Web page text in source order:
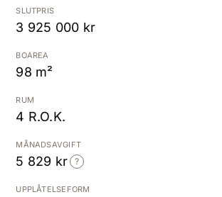
SLUTPRIS
3 925 000 kr
BOAREA
98 m²
RUM
4 R.O.K.
MÅNADSAVGIFT
5 829 kr
UPPLÅTELSEFORM